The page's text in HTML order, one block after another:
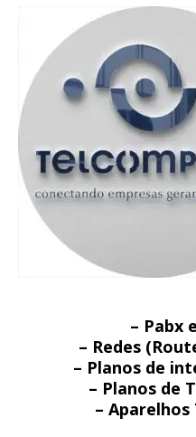
– Pabx
– Redes
– Planos de
– Planos de
–